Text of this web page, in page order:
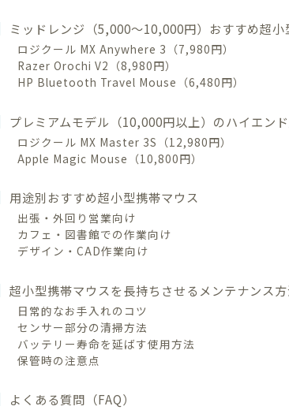
ミッドレンジ（5,000～10,000円）おすすめ超
ロジクール MX Anywhere 3（7,980円）
Razer Orochi V2（8,980円）
HP Bluetooth Travel Mouse（6,480円）
プレミアムモデル（10,000円以上）のハイエン
ロジクール MX Master 3S（12,980円）
Apple Magic Mouse（10,800円）
用途別おすすめ超小型携帯マウス
出張・外回り営業向け
カフェ・図書館での作業向け
デザイン・CAD作業向け
超小型携帯マウスを長持ちさせるメンテナンス
日常的なお手入れのコツ
センサー部分の清掃方法
バッテリー寿命を延ばす使用方法
保管時の注意点
よくある質問（FAQ）